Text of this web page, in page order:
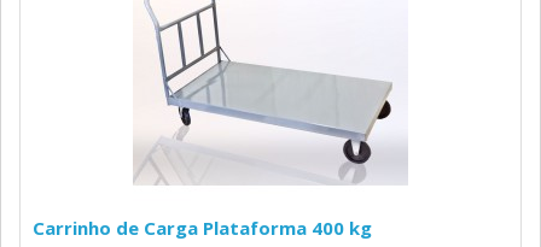
Carrinho de Carga Plataforma 400 kg